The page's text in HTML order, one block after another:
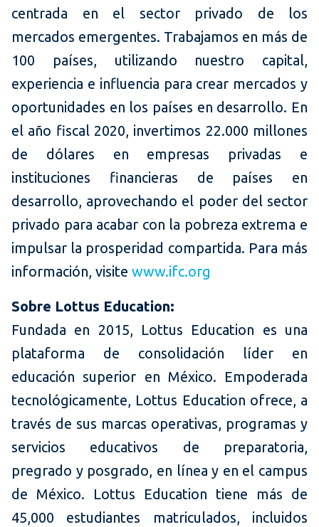
centrada en el sector privado de los
mercados emergentes. Trabajamos en más de
100 países, utilizando nuestro capital,
experiencia e influencia para crear mercados y
oportunidades en los países en desarrollo. En
el año fiscal 2020, invertimos 22.000 millones
de dólares en empresas privadas e
instituciones financieras de países en
desarrollo, aprovechando el poder del sector
privado para acabar con la pobreza extrema e
impulsar la prosperidad compartida. Para más
información, visite www.ifc.org
Sobre Lottus Education:
Fundada en 2015, Lottus Education es una
plataforma de consolidación líder en
educación superior en México. Empoderada
tecnológicamente, Lottus Education ofrece, a
través de sus marcas operativas, programas y
servicios educativos de preparatoria,
pregrado y posgrado, en línea y en el campus
de México. Lottus Education tiene más de
45,000 estudiantes matriculados, incluidos